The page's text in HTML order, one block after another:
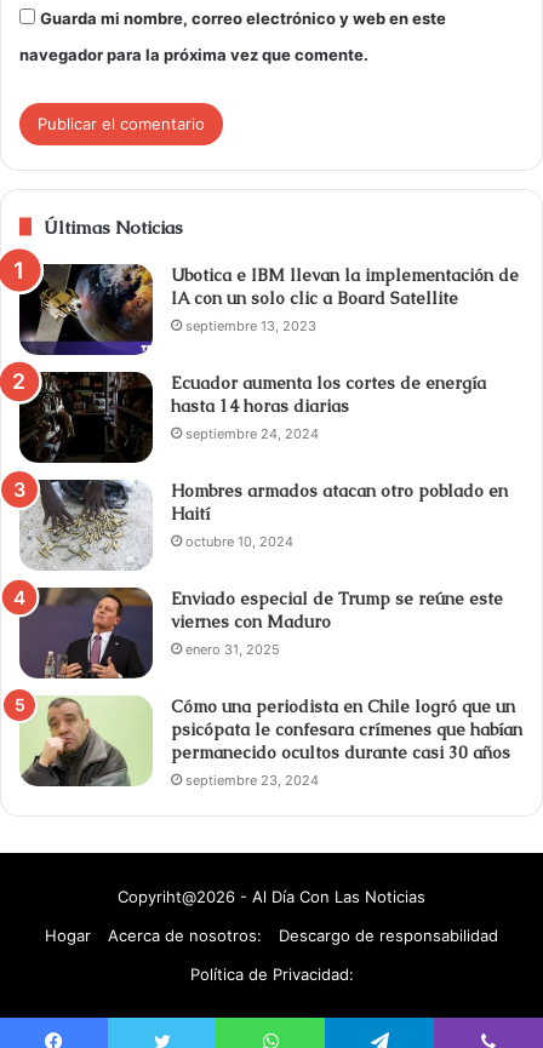
Guarda mi nombre, correo electrónico y web en este
navegador para la próxima vez que comente.
Últimas Noticias
Ubotica e IBM llevan la implementación de
IA con un solo clic a Board Satellite
septiembre 13, 2023
Ecuador aumenta los cortes de energía
hasta 14 horas diarias
septiembre 24, 2024
Hombres armados atacan otro poblado en
Haití
octubre 10, 2024
Enviado especial de Trump se reúne este
viernes con Maduro
enero 31, 2025
Cómo una periodista en Chile logró que un
psicópata le confesara crímenes que habían
permanecido ocultos durante casi 30 años
septiembre 23, 2024
Copyriht@2026 - Al Día Con Las Noticias
Hogar
Acerca de nosotros:
Descargo de responsabilidad
Política de Privacidad: